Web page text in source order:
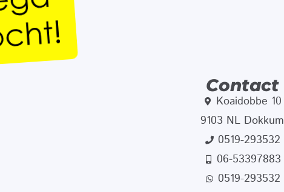
Contact
Koaidobbe 10
9103 NL Dokkum
0519-293532
06-53397883
0519-293532